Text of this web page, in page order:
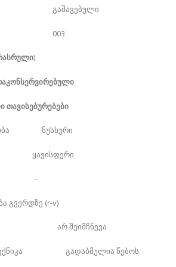
003
)
ნუსხური
–
გვერდზე (r-v)
არ შეიმჩნევა
ტექნიკა გადაბმულია წებოს